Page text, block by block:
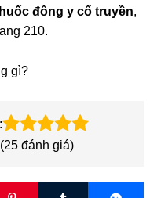
đông y cổ truyền,
210.
gì?
25 đánh giá)